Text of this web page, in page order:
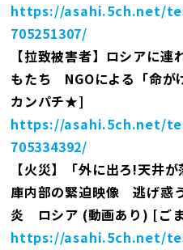
https://asahi.5ch.net/
705251307/
【拉致被害者】ロシアに
もたち NGOによる「命が
カンパチ★]
https://asahi.5ch.net/
705334392/
【火災】「外に出ろ!天井
庫内部の緊迫映像 逃げ惑
炎 ロシア (動画あり) [ご
https://asahi.5ch.net/